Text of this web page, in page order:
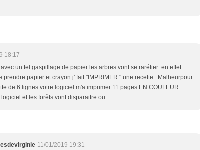
18:17
un tel gaspillage de papier les arbres vont se raréfier .en effet
prendre papier et crayon j' fait "IMPRIMER " une recette . Malheurpour
de 6 lignes votre logiciel m'a imprimer 11 pages EN COULEUR
et les forêts vont disparaitre ou
11/01/2019 19:31